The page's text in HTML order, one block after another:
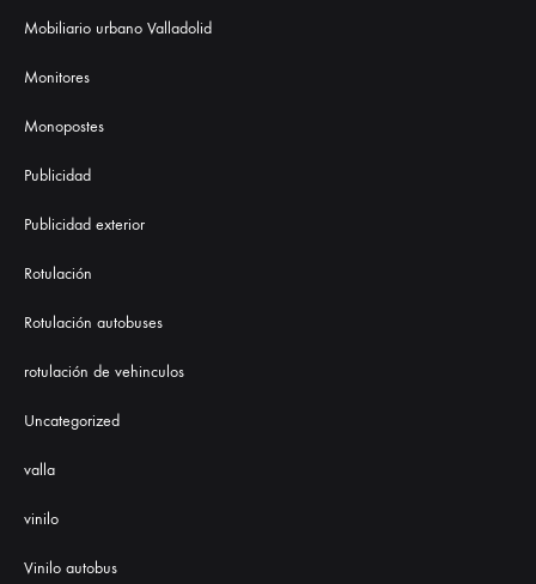
Mobiliario urbano Valladolid
Monitores
Monopostes
Publicidad
Publicidad exterior
Rotulación
Rotulación autobuses
rotulación de vehinculos
Uncategorized
valla
vinilo
Vinilo autobus